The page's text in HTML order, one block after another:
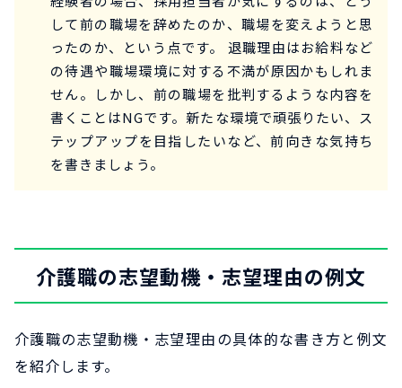
して前の職場を辞めたのか、職場を変えようと思
ったのか、という点です。 退職理由はお給料など
の待遇や職場環境に対する不満が原因かもしれま
せん。しかし、前の職場を批判するような内容を
書くことはNGです。新たな環境で頑張りたい、ス
テップアップを目指したいなど、前向きな気持ち
を書きましょう。
介護職の志望動機・志望理由の例文
介護職の志望動機・志望理由の具体的な書き方と例文
を紹介します。